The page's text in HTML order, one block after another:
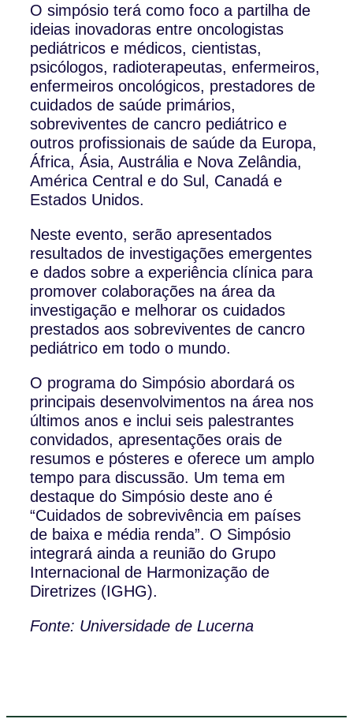
O simpósio terá como foco a partilha de
ideias inovadoras entre oncologistas
pediátricos e médicos, cientistas,
psicólogos, radioterapeutas, enfermeiros,
enfermeiros oncológicos, prestadores de
cuidados de saúde primários,
sobreviventes de cancro pediátrico e
outros profissionais de saúde da Europa,
África, Ásia, Austrália e Nova Zelândia,
América Central e do Sul, Canadá e
Estados Unidos.
Neste evento, serão apresentados
resultados de investigações emergentes
e dados sobre a experiência clínica para
promover colaborações na área da
investigação e melhorar os cuidados
prestados aos sobreviventes de cancro
pediátrico em todo o mundo.
O programa do Simpósio abordará os
principais desenvolvimentos na área nos
últimos anos e inclui seis palestrantes
convidados, apresentações orais de
resumos e pósteres e oferece um amplo
tempo para discussão. Um tema em
destaque do Simpósio deste ano é
“Cuidados de sobrevivência em países
de baixa e média renda”. O Simpósio
integrará ainda a reunião do Grupo
Internacional de Harmonização de
Diretrizes (IGHG).
Fonte: Universidade de Lucerna